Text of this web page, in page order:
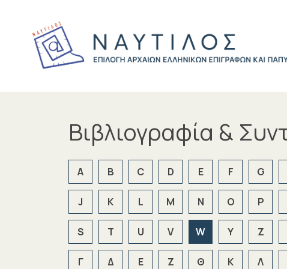
Βιβλιογραφία &
A B C D E F G
J K L M N O P
S T U V W Y Z
Γ Δ Ε Ζ Θ Κ Λ